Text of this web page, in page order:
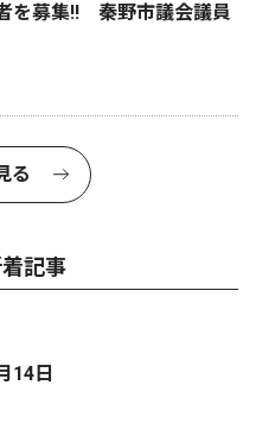
を募集‼ 秦野市議会議員
る
記事
14日